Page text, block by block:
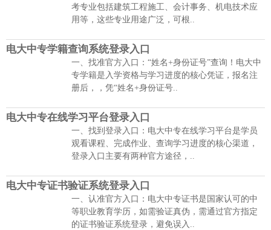
考专业包括建筑工程施工、会计事务、机电技术应
用等，这些专业用途广泛，可根..
电大中专学籍查询系统登录入口
一、找准官方入口：“姓名+身份证号”查询！电大中
专学籍是入学资格与学习进度的核心凭证，报名注
册后，，凭“姓名+身份证号..
电大中专在线学习平台登录入口
一、找到登录入口：电大中专在线学习平台是学员
观看课程、完成作业、查询学习进度的核心渠道，
登录入口主要有两种官方途径，..
电大中专证书验证系统登录入口
一、认准官方入口：电大中专证书是国家认可的中
等职业教育学历，如需验证真伪，需通过官方指定
的证书验证系统登录，避免误入..